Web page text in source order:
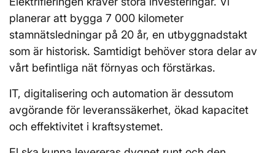
planerar att bygga 7 000 kilometer
stamnätsledningar på 20 år, en utbyggnadstakt
som är historisk. Samtidigt behöver stora delar av
vårt befintliga nät förnyas och förstärkas.
IT, digitalisering och automation är dessutom
avgörande för leveranssäkerhet, ökad kapacitet
och effektivitet i kraftsystemet.